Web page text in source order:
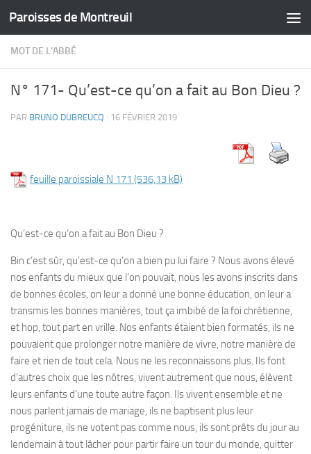
Skip to content
Paroisses de Montreuil
MOT DE L'ABBÉ
N° 171- Qu’est-ce qu’on a fait au Bon Dieu ?
PAR BRUNO DUBREUCQ · 16 FÉVRIER 2019
feuille paroissiale N 171
Qu’est-ce qu’on a fait au Bon Dieu ?
Bin c’est sûr, qu’est-ce qu’on a bien pu lui faire ? Nous avons élevé
nos enfants du mieux que l’on pouvait, nous les avons inscrits dans
de bonnes écoles, on leur a donné une bonne éducation, on leur a
transmis les bonnes manières, tout ça imbibé de la foi chrétienne,
et hop, tout part en vrille. Nos enfants étaient bien formatés, ils ne
pouvaient que prolonger notre manière de vivre, notre manière de
faire et rien de tout cela. Nous ne les reconnaissons plus. Ils font
d’autres choix que les nôtres, vivent autrement que nous, élèvent
leurs enfants d’une toute autre façon. Ils vivent ensemble et ne
nous parlent jamais de mariage, ils ne baptisent plus leur
progéniture, ils ne votent pas comme nous, ils sont prêts du jour au
lendemain à tout lâcher pour partir faire un tour du monde, quitter